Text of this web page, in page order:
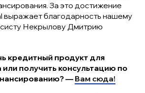
За это достижение
выражает благодарность нашему
Некрылову Дмитрию
кредитный продукт для
или получить консультацию по
— Вам сюда!